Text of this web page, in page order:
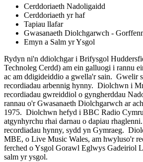
Cerddoriaeth Nadoligaidd
Cerddoriaeth yr haf
Tapiau llafar
Gwasanaeth Diolchgarwch -
Emyn a Salm yr Ysgol
Rydyn ni'n ddiolchgar i Brifysgol
Technoleg Cerdd) am ein galluogi i rannu
ac am ddigideiddio a gwella'r sain. Gwelir
recordiadau arbennig hynny. Diolchwn i
recordiadau gwreiddiol o gyngherddau
rannau o'r Gwasanaeth Diolchgarwch ar
1975. Diolchwn hefyd i BBC Radio
atgynhyrchu rhai darnau o dapiau
recordiadau hynny, sydd yn Gymraeg.
MBE, o Live Music Wales, am hwyluso'r
ferched o Ysgol Gorawl Eglwys Gadeiriol
salm yr ysgol.